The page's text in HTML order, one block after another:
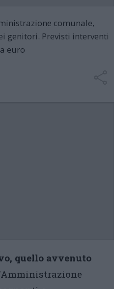
comunale,
genitori. Previsti interventi
euro
quello avvenuto